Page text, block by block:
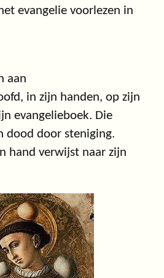
evangelie voorlezen in
aan
in zijn handen, op zijn
evangelieboek. Die
dood door steniging.
hand verwijst naar zijn